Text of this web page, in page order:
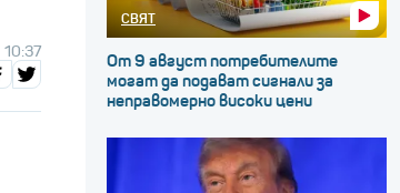
10:37
СВЯТ
От 9 август потребителите
могат да подават сигнали за
неправомерно високи цени